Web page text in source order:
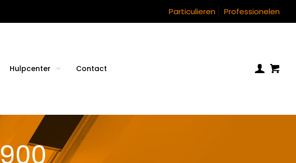
Particulieren Professionelen
Hulpcenter Contact